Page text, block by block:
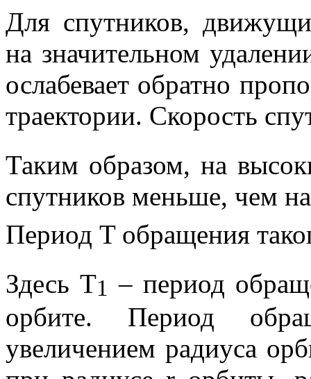
Для спутников,
на значительном
ослабевает обратно
траектории. Скорость
Таким образом, на
спутников меньше, чем
Период Tобращения
Здесь T1 – период
орбите. Период
увеличением радиуса